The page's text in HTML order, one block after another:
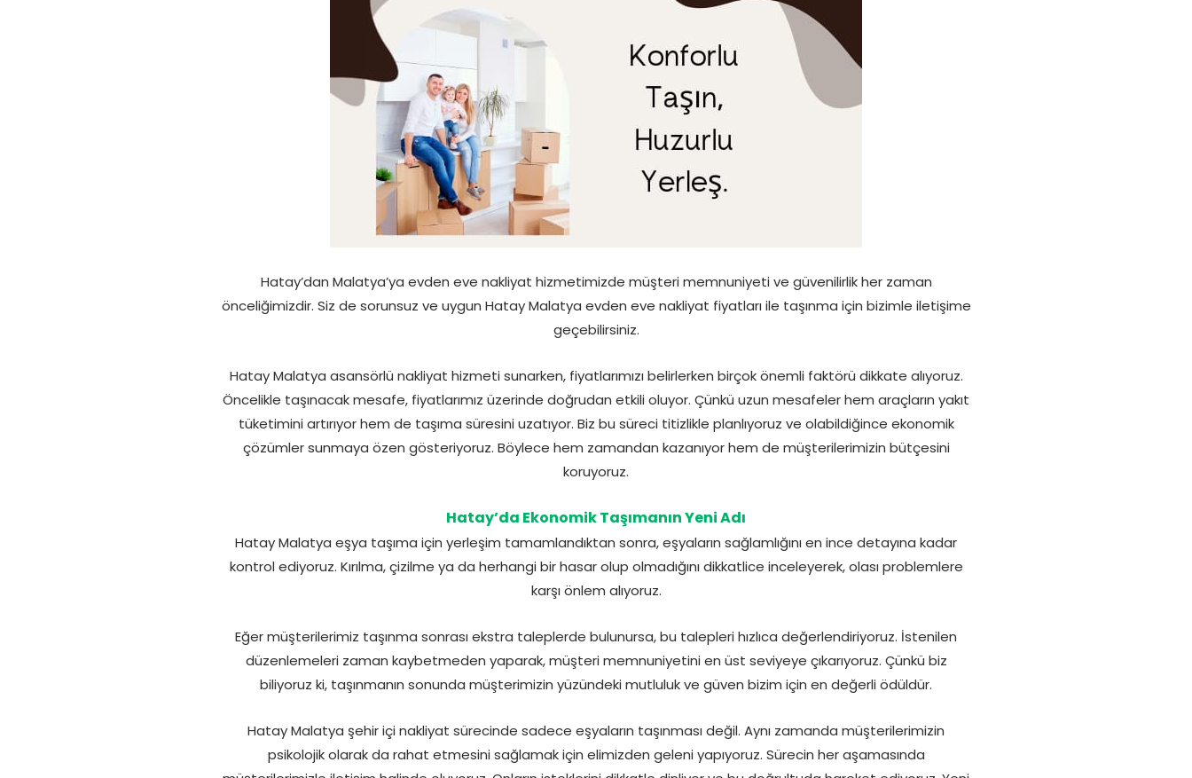
Hatay’dan Malatya’ya evden eve nakliyat hizmetimizde müşteri memnuniyeti ve güvenilirlik her zaman
önceliğimizdir. Siz de sorunsuz ve uygun Hatay Malatya evden eve nakliyat fiyatları ile taşınma için bizimle iletişime
geçebilirsiniz.
Hatay Malatya asansörlü nakliyat hizmeti sunarken, fiyatlarımızı belirlerken birçok önemli faktörü dikkate alıyoruz.
Öncelikle taşınacak mesafe, fiyatlarımız üzerinde doğrudan etkili oluyor. Çünkü uzun mesafeler hem araçların yakıt
tüketimini artırıyor hem de taşıma süresini uzatıyor. Biz bu süreci titizlikle planlıyoruz ve olabildiğince ekonomik
çözümler sunmaya özen gösteriyoruz. Böylece hem zamandan kazanıyor hem de müşterilerimizin bütçesini
koruyoruz.
Hatay’da Ekonomik Taşımanın Yeni Adı
Hatay Malatya eşya taşıma için yerleşim tamamlandıktan sonra, eşyaların sağlamlığını en ince detayına kadar
kontrol ediyoruz. Kırılma, çizilme ya da herhangi bir hasar olup olmadığını dikkatlice inceleyerek, olası problemlere
karşı önlem alıyoruz.
Eğer müşterilerimiz taşınma sonrası ekstra taleplerde bulunursa, bu talepleri hızlıca değerlendiriyoruz. İstenilen
düzenlemeleri zaman kaybetmeden yaparak, müşteri memnuniyetini en üst seviyeye çıkarıyoruz. Çünkü biz
biliyoruz ki, taşınmanın sonunda müşterimizin yüzündeki mutluluk ve güven bizim için en değerli ödüldür.
Hatay Malatya şehir içi nakliyat sürecinde sadece eşyaların taşınması değil. Aynı zamanda müşterilerimizin
psikolojik olarak da rahat etmesini sağlamak için elimizden geleni yapıyoruz. Sürecin her aşamasında